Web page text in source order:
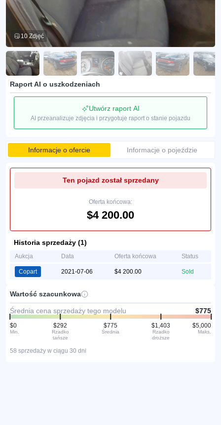
10 Zdjęć
Raport AI o uszkodzeniach
Utwórz raport AI
AI przeanalizuje zdjęcia i przygotuje raport o stanie pojazdu
Informacje o ofercie Informacje o pojeździe
Ten pojazd został sprzedany
Oferta końcowa:
$4 200.00
Historia sprzedaży (1)
Aukcja Data Oferta końcowa Status
Copart 2021-07-06 $4 200.00 Sold
Wartość szacunkowa
Średnia cena sprzedaży tego modelu $775
$0
Min.
$292
Rzadko
tańsze
$775
Średnia
$1,403
Rzadko
droższe
$5,000
Maks.
58 sprzedaży w ciągu 30 dni